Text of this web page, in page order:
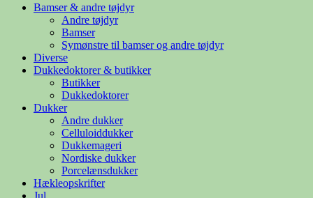
Bamser & andre tøjdyr
Andre tøjdyr
Bamser
Symønstre til bamser og andre tøjdyr
Diverse
Dukkedoktorer & butikker
Butikker
Dukkedoktorer
Dukker
Andre dukker
Celluloiddukker
Dukkemageri
Nordiske dukker
Porcelænsdukker
Hækleopskrifter
Jul